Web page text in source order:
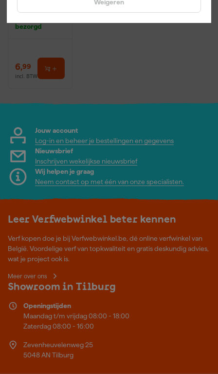
Weigeren
0,5L
bezorgd
6,99
incl. BTW
Jouw account
Log-in en beheer je bestellingen en gegevens
Nieuwsbrief
Inschrijven wekelijkse nieuwsbrief
Wij helpen je graag
Neem contact op met één van onze specialisten.
Leer Verfwebwinkel beter kennen
Verf kopen doe je bij Verfwebwinkel.be, dé online verfwinkel van
België. Voordelige verf van topkwaliteit en gratis deskundig advies,
wat je project ook is.
Meer over ons
Showroom in Tilburg
Openingstijden
Maandag t/m vrijdag 08:00 - 18:00
Zaterdag 08:00 - 16:00
Zevenheuvelenweg 25
5048 AN Tilburg